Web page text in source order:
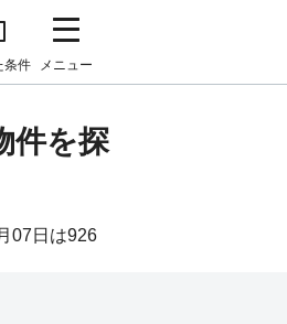
条件 メニュー
件を探
07日は926